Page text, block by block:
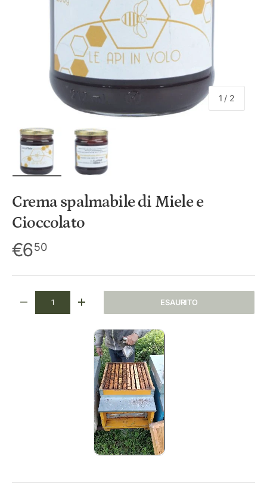
1 / di
2
Crema spalmabile di Miele e
Cioccolato
€650
DIMINUIRE LA QUANTITÀAUMENTA LA QUANTITÀESAURITO